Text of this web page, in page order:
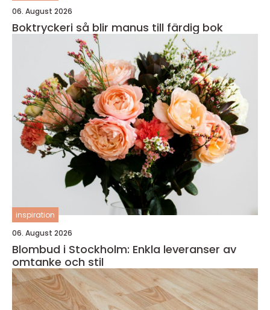
06. August 2026
Boktryckeri så blir manus till färdig bok
inspiration
06. August 2026
Blombud i Stockholm: Enkla leveranser av
omtanke och stil